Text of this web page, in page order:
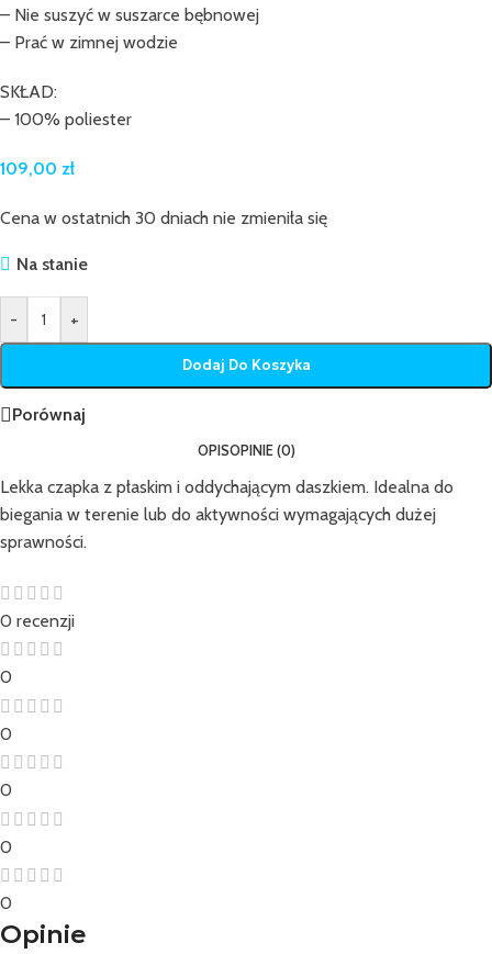
– Nie suszyć w suszarce bębnowej
– Prać w zimnej wodzie
SKŁAD:
– 100% poliester
109,00 zł
Cena w ostatnich 30 dniach nie zmieniła się
Na stanie
- +
Dodaj Do Koszyka
Porównaj
OPISOPINIE (0)
Lekka czapka z płaskim i oddychającym daszkiem. Idealna do
biegania w terenie lub do aktywności wymagających dużej
sprawności.
0 recenzji
0
0
0
0
0
Opinie